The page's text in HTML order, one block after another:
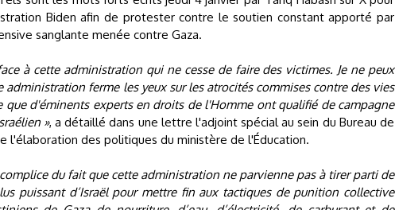
Biden afin de protester contre le soutien constant apporté par
sanglante menée contre Gaza.
à cette administration qui ne cesse de faire des victimes. Je ne peux
administration ferme les yeux sur les atrocités commises contre des vies
que d'éminents experts en droits de l'Homme ont qualifié de campagne
», a détaillé dans une lettre l'adjoint spécial au sein du Bureau de
l'élaboration des politiques du ministère de l'Éducation.
du fait que cette administration ne parvienne pas à tirer parti de
puissant d’Israël pour mettre fin aux tactiques de punition collective